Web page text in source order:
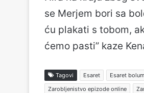
se Merjem bori sa
ću plakati s tobom,
ćemo pasti” kaze
Tagovi Esaret Esaret bolum
Zarobljenistvo epizode online